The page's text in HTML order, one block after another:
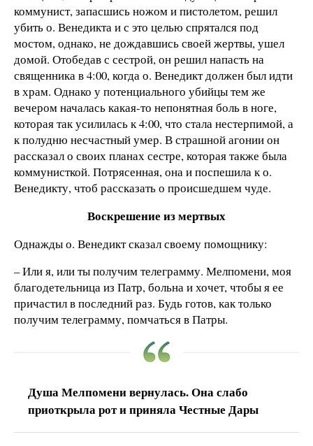
коммунист, запасшись ножом и пистолетом, решил
убить о. Венедикта и с это целью спрятался под
мостом, однако, не дождавшись своей жертвы, ушел
домой. Отобедав с сестрой, он решил напасть на
священника в 4:00, когда о. Венедикт должен был идти
в храм. Однако у потенциального убийцы тем же
вечером началась какая-то непонятная боль в ноге,
которая так усилилась к 4:00, что стала нестерпимой, а
к полудню несчастный умер. В страшной агонии он
рассказал о своих планах сестре, которая также была
коммунисткой. Потрясенная, она и поспешила к о.
Венедикту, чтоб рассказать о происшедшем чуде.
Воскрешение из мертвых
Однажды о. Венедикт сказал своему помощнику:
– Или я, или ты получим телеграмму. Мелпомени, моя
благодетельница из Патр, больна и хочет, чтобы я ее
причастил в последний раз. Будь готов, как только
получим телеграмму, помчаться в Патры.
Душа Мелпомени вернулась. Она слабо
приоткрыла рот и приняла Честные Дары